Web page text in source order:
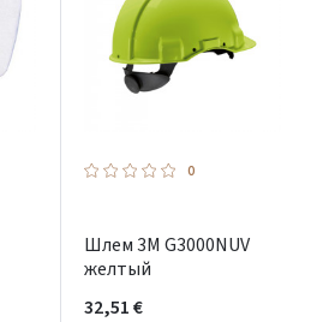
0
Шлем 3M G3000NUV
желтый
32,51 €